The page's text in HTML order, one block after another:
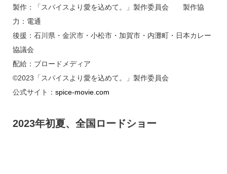
製作：「スパイスより愛を込めて。」製作委員会 製作協
力：電通
後援：石川県・金沢市・小松市・加賀市・内灘町・日本カレー
協議会
配給：ブロードメディア
©2023「スパイスより愛を込めて。」製作委員会
公式サイト： spice-movie.com
2023年初夏、全国ロードショー